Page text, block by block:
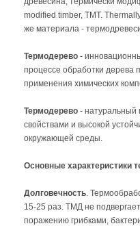
modified timber, TMT.
же материала -
Термодерево -
процессе обработки дерева
применения химических
Термодерево - натуральный
свойствами и высокой
окружающей среды.
Основные характеристики
Долговечность.
15-25 раз. ТМД не
поражению грибками,